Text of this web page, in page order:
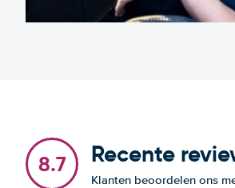
8.7 Recente
Klanten beoordelen ons